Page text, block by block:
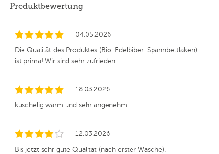
Produktbewertung
04.05.2026
Die Qualität des Produktes (Bio-Edelbiber-Spannbettlaken)
ist prima! Wir sind sehr zufrieden.
18.03.2026
kuschelig warm und sehr angenehm
12.03.2026
Bis jetzt sehr gute Qualität (nach erster Wäsche).